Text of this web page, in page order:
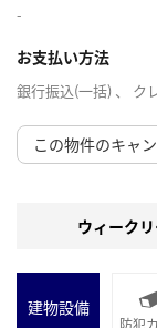
-
お支払い方法
銀行振込(一括) 、 ク
この物件のキャ
ウィーク
建物設備
防犯